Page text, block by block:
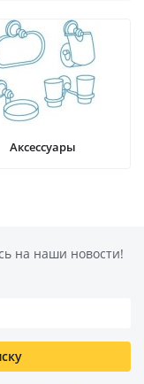
Аксессуары
на наши новости!